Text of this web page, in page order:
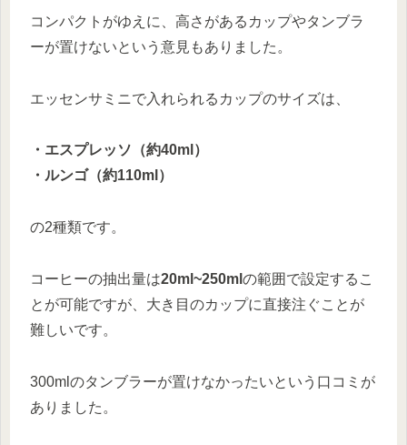
コンパクトがゆえに、高さがあるカップやタンブラ
ーが置けないという意見もありました。
エッセンサミニで入れられるカップのサイズは、
・エスプレッソ（約40ml）
・ルンゴ（約110ml）
の2種類です。
コーヒーの抽出量は20ml~250ml の範囲で設定するこ
とが可能ですが、大き目のカップに直接注ぐことが
難しいです。
300mlのタンブラーが置けなかったいという口コミが
ありました。